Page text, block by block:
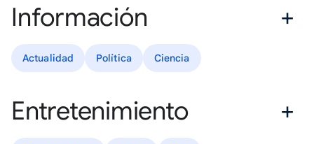
Información
Actualidad Política Ciencia
Entretenimiento